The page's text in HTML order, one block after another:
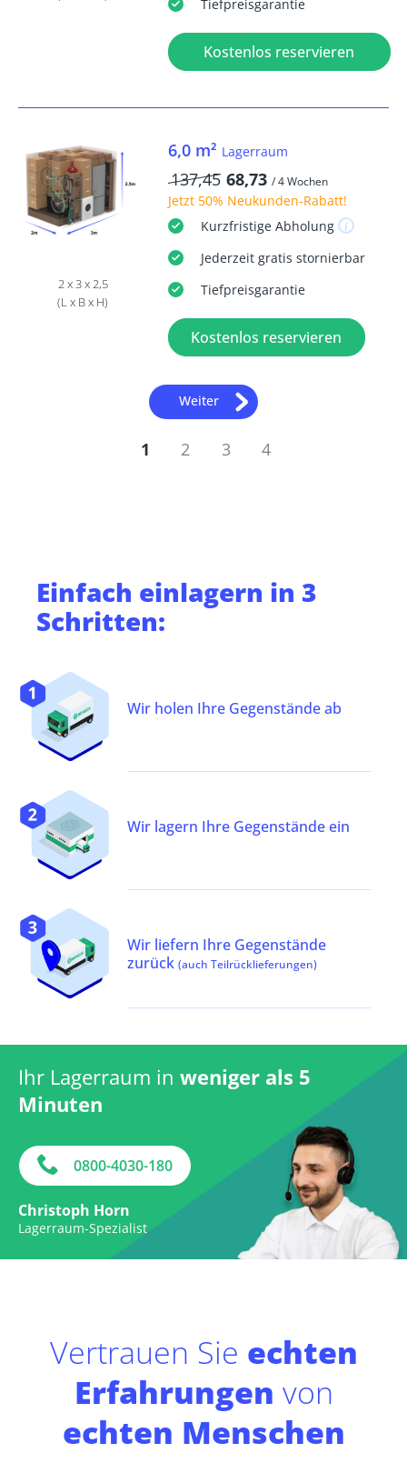
Tiefpreisgarantie
Kostenlos reservieren
2 x 3 x 2,5
(L x B x H)
6,0 m² Lagerraum
137,45 68,73 / 4 Wochen
Jetzt 50% Neukunden-Rabatt!
KurzfristigeAbholung
Jederzeit gratis stornierbar
Tiefpreisgarantie
Kostenlos reservieren
Weiter
1 2 3 4
Einfach einlagern in 3
Schritten:
Wir holen Ihre Gegenstände ab
Wir lagern Ihre Gegenstände ein
Wir liefern Ihre Gegenstände
zurück (auch Teilrücklieferungen)
Ihr Lagerraum in weniger als 5
Minuten
0800-4030-180
Christoph Horn
Lagerraum-Spezialist
Vertrauen Sie echten
Erfahrungen von
echten Menschen